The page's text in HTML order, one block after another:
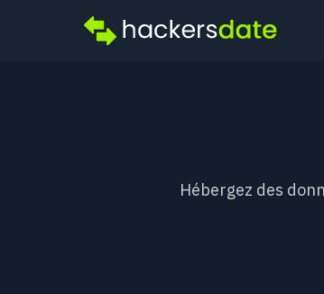
Hébergez des